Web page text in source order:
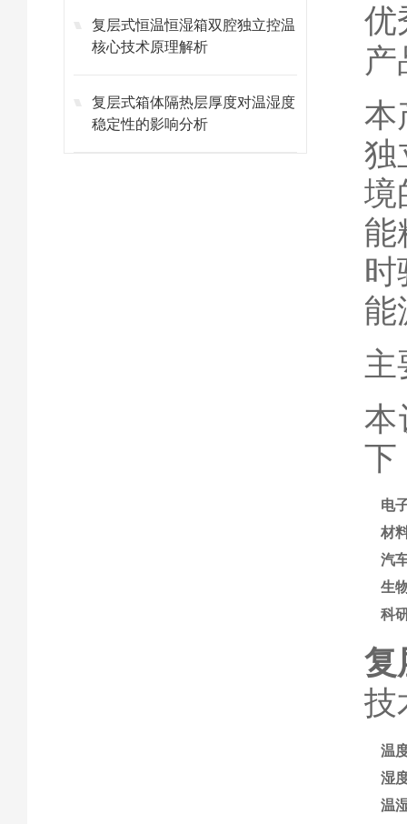
复层式恒温恒湿箱双腔独立控温
核心技术原理解析
复层式箱体隔热层厚度对温湿度
稳定性的影响分析
优
产
本
独
境
能
时
能
主
本
下
电
材
汽
生
科
复
技
温
湿
温